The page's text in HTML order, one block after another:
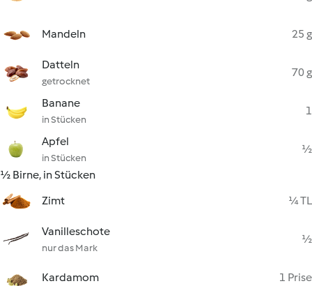
Mandeln 25 g
Datteln
getrocknet
70 g
Banane
in Stücken
1
Apfel
in Stücken
½
½ Birne, in Stücken
Zimt
¼ TL
Vanilleschote
nur das Mark
½
Kardamom 1 Prise